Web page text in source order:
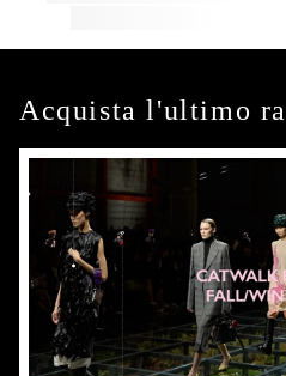
Acquista l'ultimo